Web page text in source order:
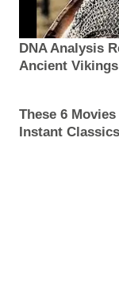
DNA Analysis
Ancient Vikings
These 6
Instant Classics